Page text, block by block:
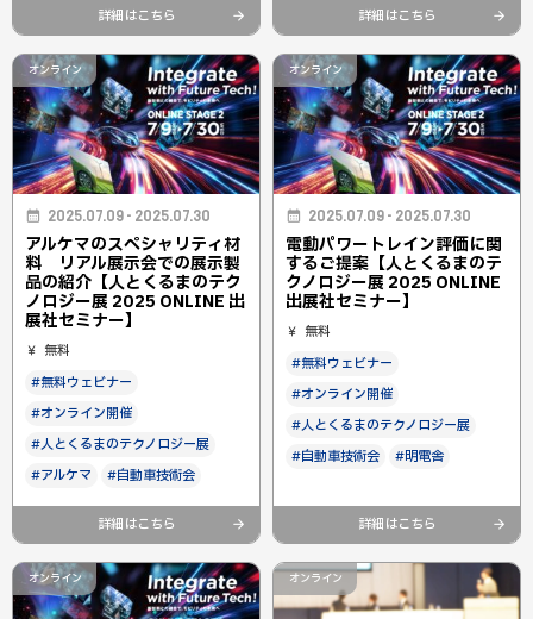
詳細はこちら 詳細はこちら
オンライン
2025.07.09 - 2025.07.30
アルケマのスペシャリティ材
料 リアル展示会での展示製
品の紹介【人とくるまのテク
ノロジー展 2025 ONLINE 出
展社セミナー】
無料
#無料ウェビナー
#オンライン開催
#人とくるまのテクノロジー展
#アルケマ
#自動車技術会
詳細はこちら
オンライン
2025.07.09 - 2025.07.30
電動パワートレイン評価に関
するご提案【人とくるまのテ
クノロジー展 2025 ONLINE
出展社セミナー】
無料
#無料ウェビナー
#オンライン開催
#人とくるまのテクノロジー展
#自動車技術会
#明電舎
詳細はこちら
オンライン オンライン